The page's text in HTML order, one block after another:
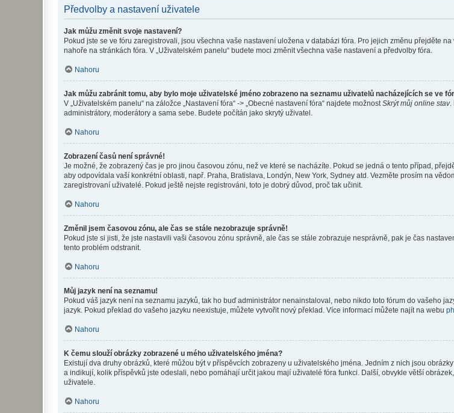
Předvolby a nastavení uživatele
Jak můžu změnit svoje nastavení?
Pokud jste se ve fóru zaregistrovali, jsou všechna vaše nastavení uložena v databázi fóra. Pro jejich změnu přejděte
nahoře na stránkách fóra. V „Uživatelském panelu“ budete moci změnit všechna vaše nastavení a předvolby fóra.
Nahoru
Jak můžu zabránit tomu, aby bylo moje uživatelské jméno zobrazeno na seznamu uživatelů nacházejících se ve
V „Uživatelském panelu“ na záložce „Nastavení fóra“ -> „Obecné nastavení fóra“ najdete možnost Skrýt můj online stav.
administrátory, moderátory a sama sebe. Budete počítán jako skrytý uživatel.
Nahoru
Zobrazení časů není správné!
Je možné, že zobrazený čas je pro jinou časovou zónu, než ve které se nacházíte. Pokud se jedná o tento případ,
aby odpovídala vaší konkrétní oblasti, např. Praha, Bratislava, Londýn, New York, Sydney atd. Vezměte prosím na
zaregistrovaní uživatelé. Pokud ještě nejste registrováni, toto je dobrý důvod, proč tak učinit.
Nahoru
Změnil jsem časovou zónu, ale čas se stále nezobrazuje správně!
Pokud jste si jisti, že jste nastavili vaši časovou zónu správně, ale čas se stále zobrazuje nesprávně, pak je čas
tento problém odstranit.
Nahoru
Můj jazyk není na seznamu!
Pokud váš jazyk není na seznamu jazyků, tak ho buď administrátor nenainstaloval, nebo nikdo toto fórum do vašeho
jazyk. Pokud překlad do vašeho jazyku neexistuje, můžete vytvořit nový překlad. Více informací můžete najít na webu
Nahoru
K čemu slouží obrázky zobrazené u mého uživatelského jména?
Existují dva druhy obrázků, které můžou být v příspěvcích zobrazeny u uživatelského jména. Jedním z nich jsou
a indikují, kolik příspěvků jste odeslali, nebo pomáhají určit jakou mají uživatelé fóra funkci. Další, obvykle větší
uživatele.
Nahoru